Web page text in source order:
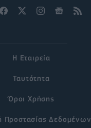
Η Εταιρεία
Ταυτότητα
Όροι Χρήσης
Προστασίας Δεδομένων